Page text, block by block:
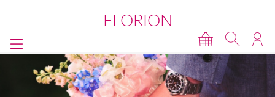
FLORION